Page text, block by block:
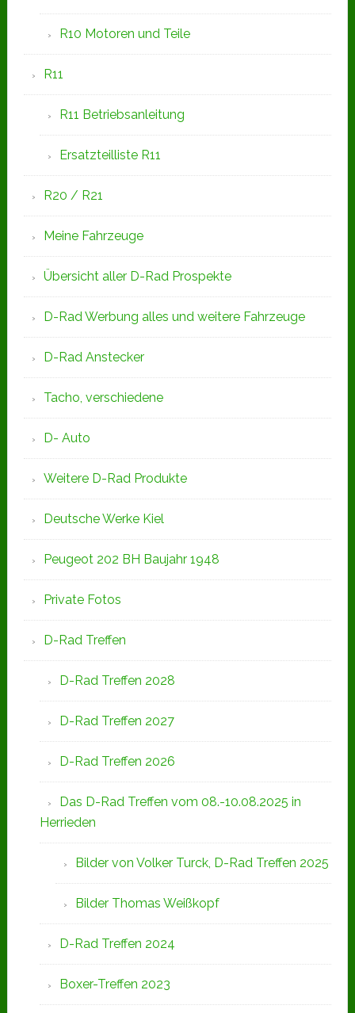
R10 Motoren und Teile
R11
R11 Betriebsanleitung
Ersatzteilliste R11
R20 / R21
Meine Fahrzeuge
Übersicht aller D-Rad Prospekte
D-Rad Werbung alles und weitere Fahrzeuge
D-Rad Anstecker
Tacho, verschiedene
D- Auto
Weitere D-Rad Produkte
Deutsche Werke Kiel
Peugeot 202 BH Baujahr 1948
Private Fotos
D-Rad Treffen
D-Rad Treffen 2028
D-Rad Treffen 2027
D-Rad Treffen 2026
Das D-Rad Treffen vom 08.-10.08.2025 in
Herrieden
Bilder von Volker Turck, D-Rad Treffen 2025
Bilder Thomas Weißkopf
D-Rad Treffen 2024
Boxer-Treffen 2023